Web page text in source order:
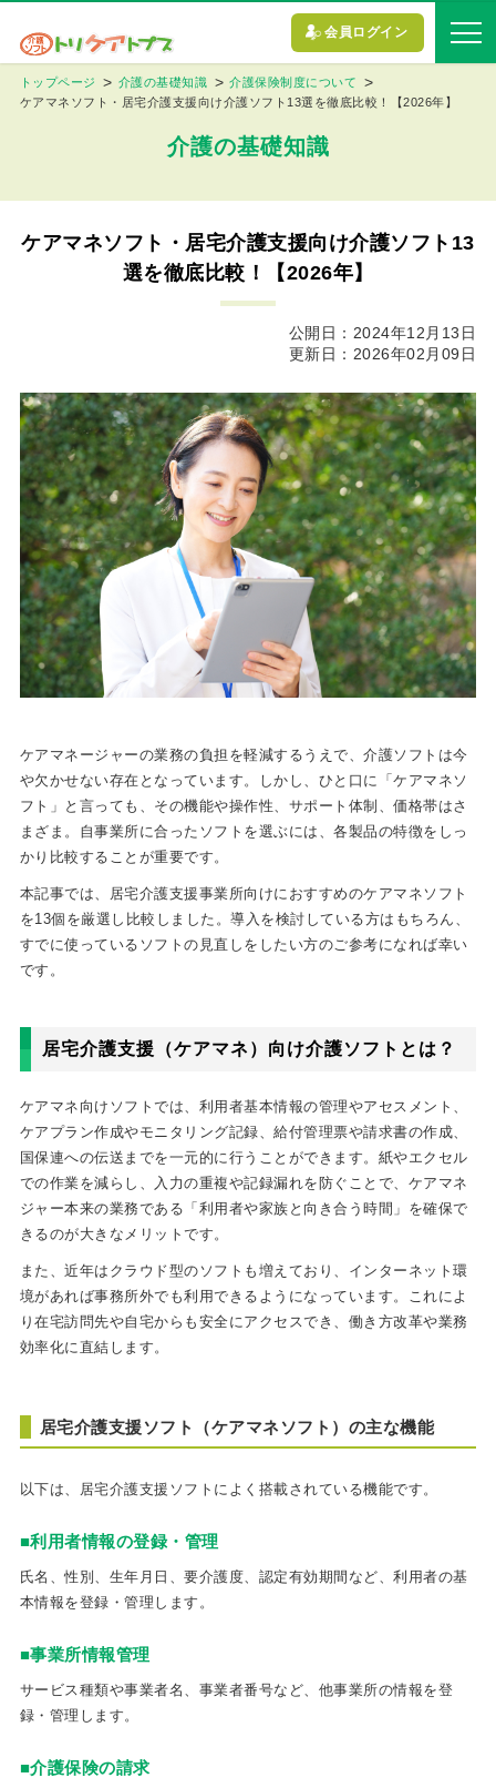
会員ログイン
トップページ 介護の基礎知識
介護保険制度について
ケアマネソフト・居宅介護支援向け介護ソフト13選を徹底比較！【2026年】
介護の基礎知識
ケアマネソフト・居宅介護支援向け介護ソフト13
選を徹底比較！【2026年】
公開日：2024年12月13日
更新日：2026年02月09日
ケアマネージャーの業務の負担を軽減するうえで、介護ソフトは今
や欠かせない存在となっています。しかし、ひと口に「ケアマネソ
フト」と言っても、その機能や操作性、サポート体制、価格帯はさ
まざま。自事業所に合ったソフトを選ぶには、各製品の特徴をしっ
かり比較することが重要です。
本記事では、居宅介護支援事業所向けにおすすめのケアマネソフト
を13個を厳選し比較しました。導入を検討している方はもちろん、
すでに使っているソフトの見直しをしたい方のご参考になれば幸い
です。
居宅介護支援（ケアマネ）向け介護ソフトとは？
ケアマネ向けソフトでは、利用者基本情報の管理やアセスメント、
ケアプラン作成やモニタリング記録、給付管理票や請求書の作成、
国保連への伝送までを一元的に行うことができます。紙やエクセル
での作業を減らし、入力の重複や記録漏れを防ぐことで、ケアマネ
ジャー本来の業務である「利用者や家族と向き合う時間」を確保で
きるのが大きなメリットです。
また、近年はクラウド型のソフトも増えており、インターネット環
境があれば事務所外でも利用できるようになっています。これによ
り在宅訪問先や自宅からも安全にアクセスでき、働き方改革や業務
効率化に直結します。
居宅介護支援ソフト（ケアマネソフト）の主な機能
以下は、居宅介護支援ソフトによく搭載されている機能です。
■利用者情報の登録・管理
氏名、性別、生年月日、要介護度、認定有効期間など、利用者の基
本情報を登録・管理します。
■事業所情報管理
サービス種類や事業者名、事業者番号など、他事業所の情報を登
録・管理します。
■介護保険の請求